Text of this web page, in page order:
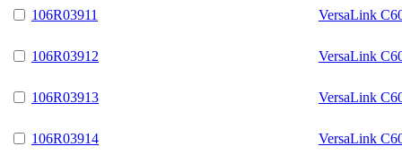
106R03911 VersaLink
106R03912 VersaLink
106R03913 VersaLink
106R03914 VersaLink